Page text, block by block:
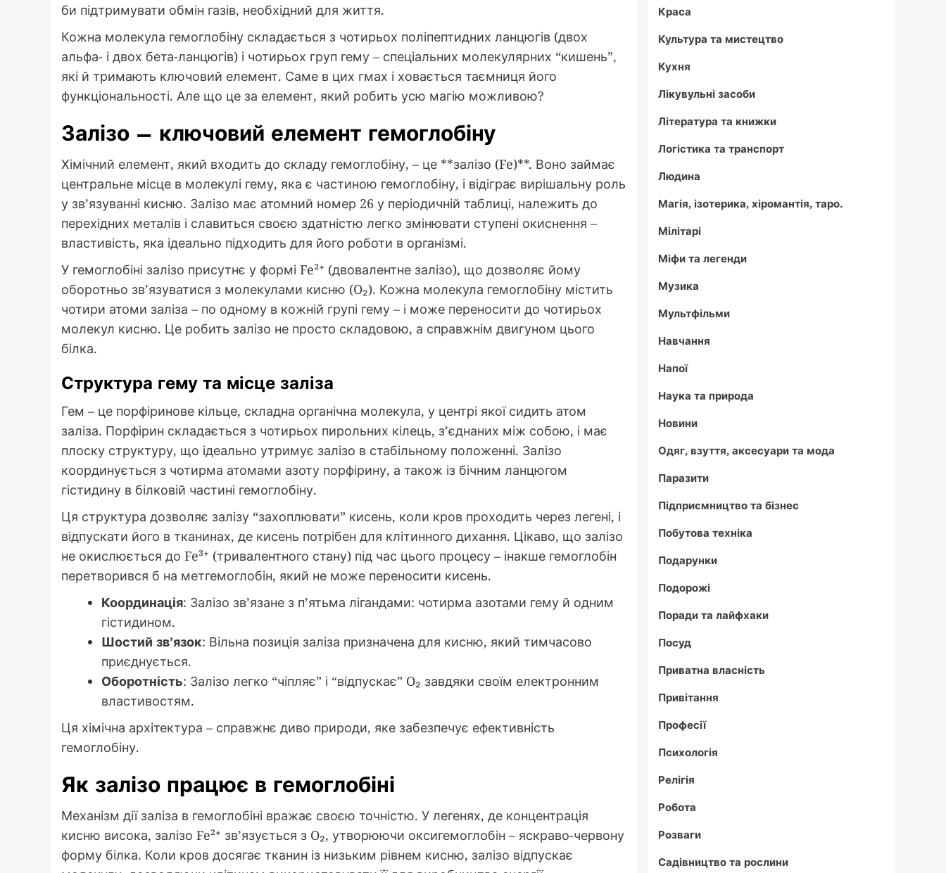
би підтримувати обмін газів, необхідний для життя.
Кожна молекула гемоглобіну складається з чотирьох поліпептидних ланцюгів (двох
альфа- і двох бета-ланцюгів) і чотирьох груп гему – спеціальних молекулярних “кишень”,
які й тримають ключовий елемент. Саме в цих гмах і ховається таємниця його
функціональності. Але що це за елемент, який робить усю магію можливою?
Залізо – ключовий елемент гемоглобіну
Хімічний елемент, який входить до складу гемоглобіну, – це **залізо (Fe)**. Воно займає
центральне місце в молекулі гему, яка є частиною гемоглобіну, і відіграє вирішальну роль
у зв’язуванні кисню. Залізо має атомний номер 26 у періодичній таблиці, належить до
перехідних металів і славиться своєю здатністю легко змінювати ступені окиснення –
властивість, яка ідеально підходить для його роботи в організмі.
У гемоглобіні залізо присутнє у формі Fe²⁺ (двовалентне залізо), що дозволяє йому
оборотньо зв’язуватися з молекулами кисню (O₂). Кожна молекула гемоглобіну містить
чотири атоми заліза – по одному в кожній групі гему – і може переносити до чотирьох
молекул кисню. Це робить залізо не просто складовою, а справжнім двигуном цього
білка.
Структура гему та місце заліза
Гем – це порфіринове кільце, складна органічна молекула, у центрі якої сидить атом
заліза. Порфірин складається з чотирьох пирольних кілець, з’єднаних між собою, і має
плоску структуру, що ідеально утримує залізо в стабільному положенні. Залізо
координується з чотирма атомами азоту порфірину, а також із бічним ланцюгом
гістидину в білковій частині гемоглобіну.
Ця структура дозволяє залізу “захоплювати” кисень, коли кров проходить через легені, і
відпускати його в тканинах, де кисень потрібен для клітинного дихання. Цікаво, що залізо
не окислюється до Fe³⁺ (тривалентного стану) під час цього процесу – інакше гемоглобін
перетворився б на метгемоглобін, який не може переносити кисень.
Координація: Залізо зв’язане з п’ятьма лігандами: чотирма азотами гему й одним
гістидином.
Шостий зв’язок: Вільна позиція заліза призначена для кисню, який тимчасово
приєднується.
Оборотність: Залізо легко “чіпляє” і “відпускає” O₂ завдяки своїм електронним
властивостям.
Ця хімічна архітектура – справжнє диво природи, яке забезпечує ефективність
гемоглобіну.
Як залізо працює в гемоглобіні
Механізм дії заліза в гемоглобіні вражає своєю точністю. У легенях, де концентрація
кисню висока, залізо Fe²⁺ зв’язується з O₂, утворюючи оксигемоглобін – яскраво-червону
форму білка. Коли кров досягає тканин із низьким рівнем кисню, залізо відпускає
Краса
Культура та мистецтво
Кухня
Лікувульні засоби
Література та книжки
Логістика та транспорт
Людина
Магія, ізотерика, хіромантія, таро.
Мілітарі
Міфи та легенди
Музика
Мультфільми
Навчання
Напої
Наука та природа
Новини
Одяг, взуття, аксесуари та мода
Паразити
Підприємництво та бізнес
Побутова техніка
Подарунки
Подорожі
Поради та лайфхаки
Посуд
Приватна власність
Привітання
Професії
Психологія
Релігія
Робота
Розваги
Садівництво та рослини